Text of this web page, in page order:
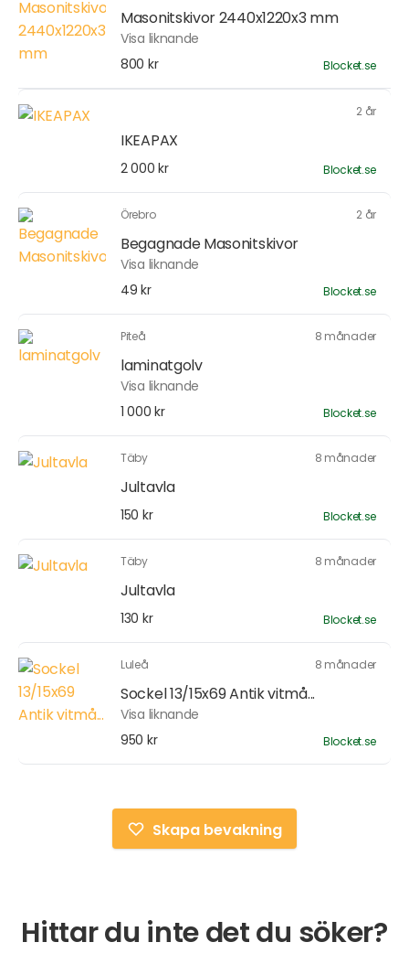
Masonitskivor 2440x1220x3 mm
Visa liknande
800 kr
Blocket.se
2 år
IKEAPAX
2 000 kr Blocket.se
Örebro 2 år
Begagnade Masonitskivor
Visa liknande
49 kr
Blocket.se
Piteå 8 månader
laminatgolv
Visa liknande
1 000 kr
Blocket.se
Täby 8 månader
Jultavla
150 kr Blocket.se
Täby 8 månader
Jultavla
130 kr Blocket.se
Luleå 8 månader
Sockel 13/15x69 Antik vitmå...
Visa liknande
950 kr
Blocket.se
Skapa bevakning
Hittar du inte det du söker?